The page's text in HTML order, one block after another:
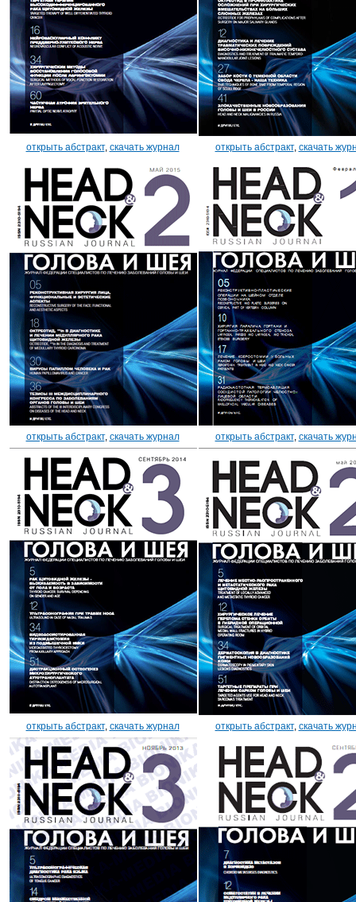
открыть абстракт, скачать журнал открыть абстракт, скачать
открыть абстракт, скачать журнал открыть абстракт, скачать
открыть абстракт, скачать журнал открыть абстракт, скачать